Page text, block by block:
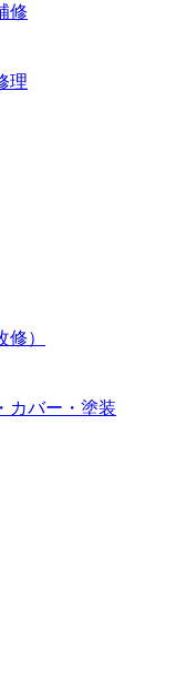
修
理
）
バー・塗装